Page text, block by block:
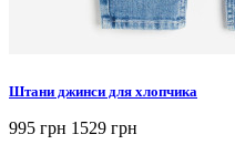
Штани джинси для хлопчика
995 грн 1529 грн